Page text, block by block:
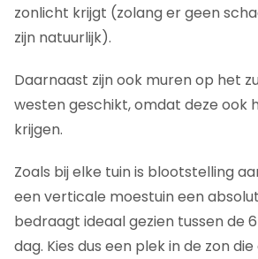
zonlicht krijgt (zolang er geen
zijn natuurlijk).
Daarnaast zijn ook muren op het
westen geschikt, omdat deze ook
krijgen.
Zoals bij elke tuin is blootstelling
een verticale moestuin een
bedraagt ideaal gezien tussen de
dag. Kies dus een plek in de zon